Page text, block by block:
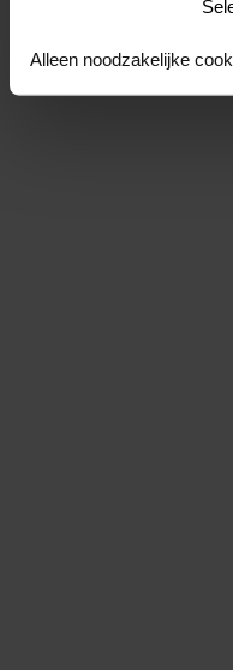
Alleen noodzakelijke